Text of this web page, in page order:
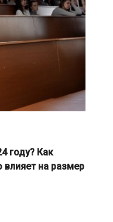
году? Как
на размер